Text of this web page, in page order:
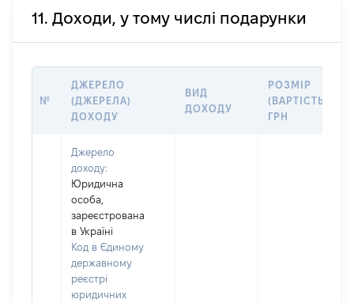
11. Доходи, у тому числі подарунки
№
ДЖЕРЕЛО
(ДЖЕРЕЛА)
ДОХОДУ
ВИД
ДОХОДУ
РОЗМІР
(ВАРТІСТЬ),
ГРН
Джерело
доходу:
Юридична
особа,
зареєстрована
в Україні
Код в Єдиному
державному
реєстрі
юридичних